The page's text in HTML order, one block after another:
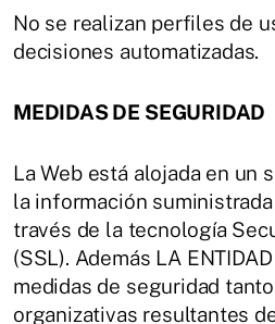
No se realizan perfiles de
decisiones automatizadas.
MEDIDAS DE SEGURIDAD
La Web está alojada en un
la información
través de la tecnología
(SSL). Además LA
medidas de seguridad
organizativas resultantes